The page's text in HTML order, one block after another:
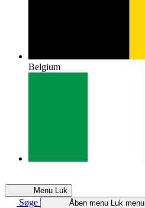
Belgium
Menu Luk
Søge Åben menu Luk menu